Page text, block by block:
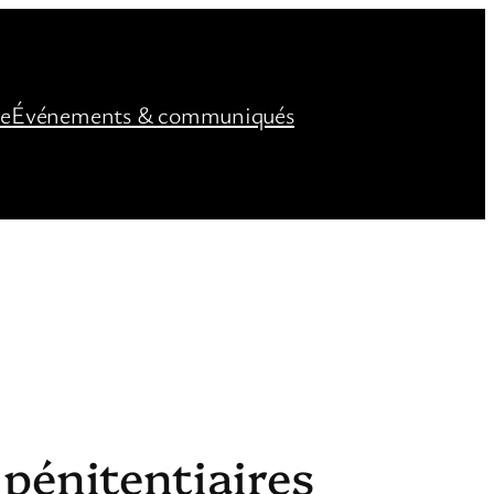
Événements & communiqués
pénitentiaires